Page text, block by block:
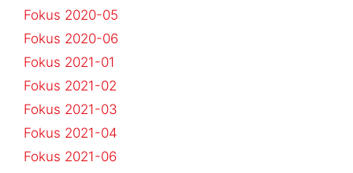
Fokus 2020-05
Fokus 2020-06
Fokus 2021-01
Fokus 2021-02
Fokus 2021-03
Fokus 2021-04
Fokus 2021-06